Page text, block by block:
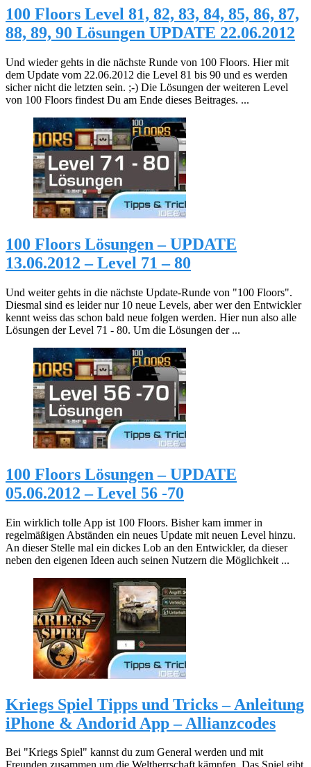
100 Floors Level 81, 82, 83, 84, 85, 86, 87,
88, 89, 90 Lösungen UPDATE 22.06.2012
Und wieder gehts in die nächste Runde von 100 Floors. Hier mit
dem Update vom 22.06.2012 die Level 81 bis 90 und es werden
sicher nicht die letzten sein. ;-) Die Lösungen der weiteren Level
von 100 Floors findest Du am Ende dieses Beitrages. ...
100 Floors Lösungen – UPDATE
13.06.2012 – Level 71 – 80
Und weiter gehts in die nächste Update-Runde von "100 Floors".
Diesmal sind es leider nur 10 neue Levels, aber wer den Entwickler
kennt weiss das schon bald neue folgen werden. Hier nun also alle
Lösungen der Level 71 - 80. Um die Lösungen der ...
100 Floors Lösungen – UPDATE
05.06.2012 – Level 56 -70
Ein wirklich tolle App ist 100 Floors. Bisher kam immer in
regelmäßigen Abständen ein neues Update mit neuen Level hinzu.
An dieser Stelle mal ein dickes Lob an den Entwickler, da dieser
neben den eigenen Ideen auch seinen Nutzern die Möglichkeit ...
Kriegs Spiel Tipps und Tricks – Anleitung
iPhone & Andorid App – Allianzcodes
Bei "Kriegs Spiel" kannst du zum General werden und mit